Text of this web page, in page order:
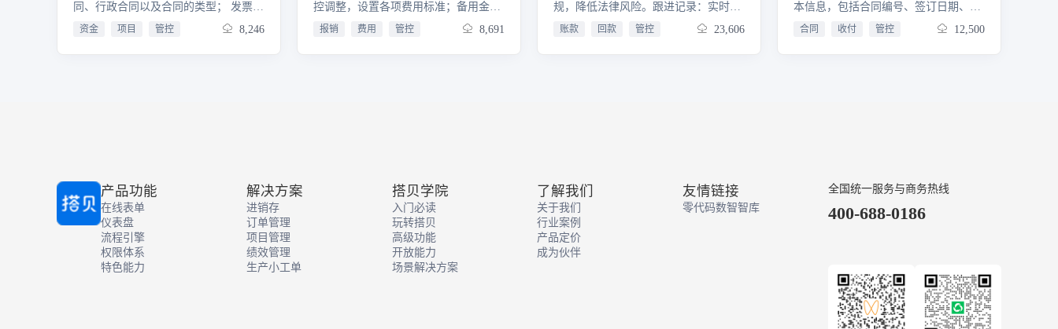
同、行政合同以及合同的类型； 发票管
理：存放销售开票、收购开票和行政收
票；收付款管理：可进行费用支出申请
资金 项目 管控 8,246
控调整，设置各项费用标准；备用金管
理:在此分组下可以对备用金进行申请和
使用记录；其他费用：包括借还款管
报销 费用 管控 8,691
规，降低法律风险。跟进记录：实时跟
进客户还款，提升回收效率。添加回
款：简化回款流程，确保数据准确。发
账款 回款 管控 23,606
本信息，包括合同编号、签订日期、双
方名称、合同类型、金额等。存储和检
索合同文档，便于查阅和审计。收付款
合同 收付 管控 12,500
产品功能
在线表单
仪表盘
流程引擎
权限体系
特色能力
解决方案
进销存
订单管理
项目管理
绩效管理
生产小工单
搭贝学院
入门必读
玩转搭贝
高级功能
开放能力
场景解决方案
了解我们
关于我们
行业案例
产品定价
成为伙伴
友情链接
零代码数智智库
全国统一服务与商务热线
400-688-0186